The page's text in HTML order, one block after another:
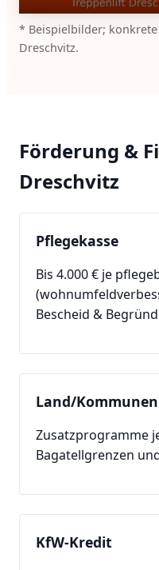
* Beispielbilder;
Dreschvitz.
Förderung &
Dreschvitz
Pflegekasse
Bis 4.000 € je
Bescheid &
Land/Kommunen
Zusatzprogramme
Bagatellgrenzen
KfW-Kredit